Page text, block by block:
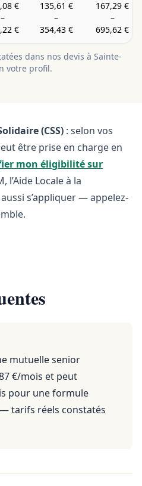
€
–
€
135,61 €
–
354,43 €
167,29 €
–
695,62 €
dans nos devis à Sainte-
votre profil.
(CSS) : selon vos
être prise en charge en
mon éligibilité sur
l’Aide Locale à la
s’appliquer — appelez-
mutuelle senior
€/mois et peut
pour une formule
tarifs réels constatés